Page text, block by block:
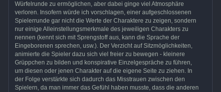
Würfelrunde zu ermöglichen, aber dabei ginge viel Atmosphäre
verloren. Insofern würde ich vorschlagen, einer aufgeschlossenen
Spielerrunde gar nicht die Werte der Charaktere zu zeigen, sondern
nur einige Alleinstellungsmerkmale des jeweiligen Charakters zu
nennen (kennt sich mit Sprengstoff aus, kann die Sprache der
Eingeborenen sprechen, usw.). Der Verzicht auf Sitzmöglichkeiten,
animierte die Spieler dazu sich viel freier zu bewegen - kleinere
Grüppchen zu bilden und konspirative Einzelgespräche zu führen,
um diesen oder jenen Charakter auf die eigene Seite zu ziehen. In
der Folge verstärkte sich dadurch das Misstrauen zwischen den
Spielern, da man immer das Gefühl haben musste, dass die anderen